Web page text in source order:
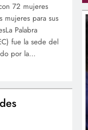
72 mujeres
mujeres para sus
Palabra
fue la sede del
por la…